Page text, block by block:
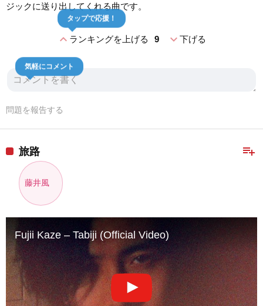
ジックに送り出してくれる曲です。
expand_lessランキングを上げる 9
タップで応援！
expand_more下げる
気軽にコメント
問題を報告する
playlist_add
旅路
藤井風
Fujii Kaze – Tabiji (Official Video)